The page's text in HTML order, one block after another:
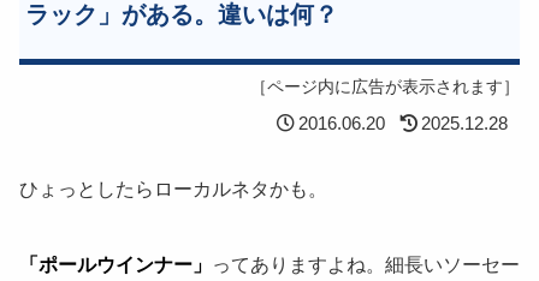
ラック」がある。違いは何？
［ページ内に広告が表示されます］
2016.06.20 2025.12.28
ひょっとしたらローカルネタかも。
「ポールウインナー」 ってありますよね。細長いソーセー